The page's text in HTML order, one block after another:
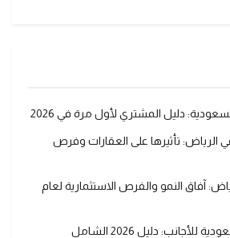
دليل المشتري لأول مرة في 2026
الرياض: تأثيرها على العقارات وفرص
آفاق النمو والفرص الاستثمارية لعام
دليل 2026 الشامل